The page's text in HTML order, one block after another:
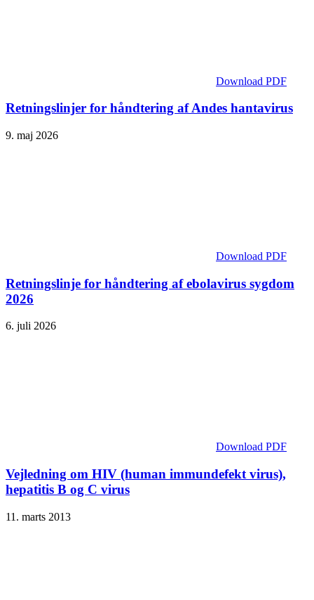
Download PDF
Retningslinjer for håndtering af Andes hantavirus
9. maj 2026
Download PDF
Retningslinje for håndtering af ebolavirus sygdom
2026
6. juli 2026
Download PDF
Vejledning om HIV (human immundefekt virus),
hepatitis B og C virus
11. marts 2013